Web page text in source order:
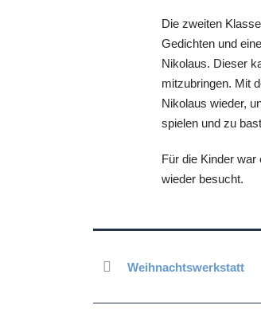
Die zweiten
Gedichten und
Nikolaus. Dieser
mitzubringen. Mit
Nikolaus wieder,
spielen und zu
Für die Kinder
wieder besucht.
Weihnachtswerkstatt